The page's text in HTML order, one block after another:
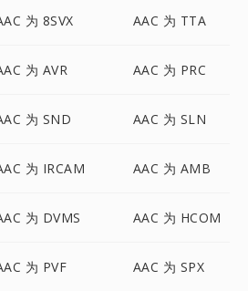
为 8SVX AAC 为 TTA
为 AVR AAC 为 PRC
为 SND AAC 为 SLN
为 IRCAM AAC 为 AMB
为 DVMS AAC 为 HCOM
为 PVF AAC 为 SPX